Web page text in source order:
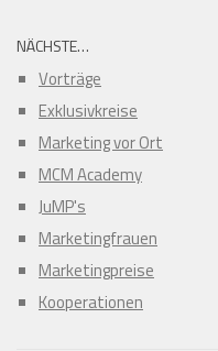
NÄCHSTE…
Vorträge
Exklusivkreise
Marketing vor Ort
MCM Academy
JuMP's
Marketingfrauen
Marketingpreise
Kooperationen